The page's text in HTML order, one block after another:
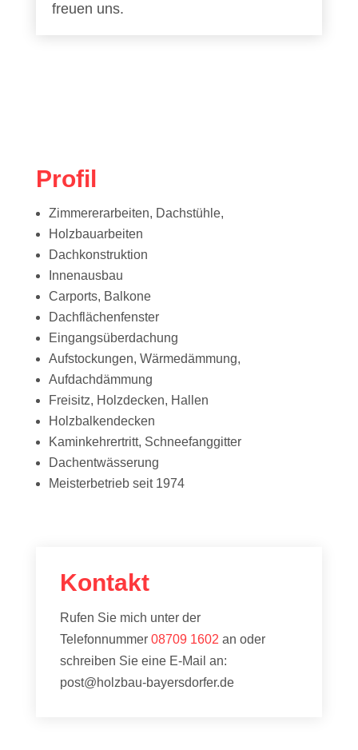
freuen uns.
Profil
Zimmererarbeiten, Dachstühle,
Holzbauarbeiten
Dachkonstruktion
Innenausbau
Carports, Balkone
Dachflächenfenster
Eingangsüberdachung
Aufstockungen, Wärmedämmung,
Aufdachdämmung
Freisitz, Holzdecken, Hallen
Holzbalkendecken
Kaminkehrertritt, Schneefanggitter
Dachentwässerung
Meisterbetrieb seit 1974
Kontakt
Rufen Sie mich unter der
Telefonnummer 08709 1602 an oder
schreiben Sie eine E-Mail an:
post@holzbau-bayersdorfer.de